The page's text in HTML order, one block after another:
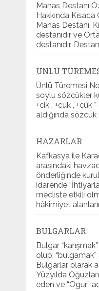
Manas Destanı
Hakkında
Manas Destanı,
destanıdır ve
destanıdır.
ÜNLÜ
Ünlü Türemesi
soylu sözcükler
+cik , +cuk , +cük
aldığında sözcük
HAZARLAR
Kafkasya ile
arasındaki
önderliğinde
idarende
mecliste etkili
hâkimiyet
BULGARLAR
Bulgar
olup;
Bulgarlar olarak
Yüzyılda
eden ve “Ogur”